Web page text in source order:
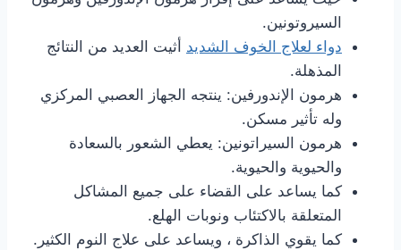
السيروتونين.
دواء لعلاج الخوف الشديد أثيت العديد من النتائج
المذهلة.
هرمون الإندورفين: ينتجه الجهاز العصبي المركزي
وله تأثير مسكن.
هرمون السيراتونين: يعطي الشعور بالسعادة
والحيوية والحيوية.
كما يساعد على القضاء على جميع المشاكل
المتعلقة بالاكتئاب ونوبات الهلع.
كما يقوي الذاكرة ، ويساعد على علاج النوم الكثير.